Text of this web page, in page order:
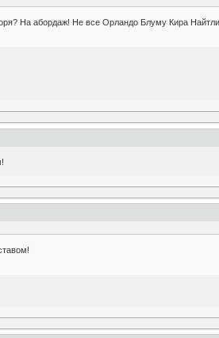
На абордаж! Не все Орландо Блуму Кира